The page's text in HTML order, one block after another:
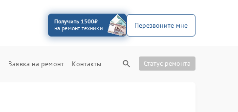
Получить 1500₽
на ремонт техники
Перезвоните мне
Заявка на ремонт Контакты Статус ремонта